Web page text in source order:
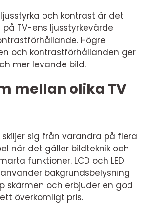
och kontrast är det
TV-ens ljusstyrkevärde
Högre
och kontrastförhållanden ger
mer levande bild.
mellan olika TV
skiljer sig från varandra på flera
när det gäller bildteknik och
funktioner. LCD och LED
bakgrundsbelysning
skärmen och erbjuder en god
överkomligt pris.